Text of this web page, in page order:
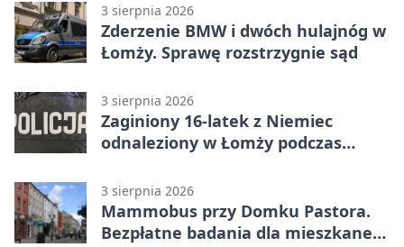
3 sierpnia 2026
Zderzenie BMW i dwóch hulajnóg w
Łomży. Sprawę rozstrzygnie sąd
3 sierpnia 2026
Zaginiony 16-latek z Niemiec
odnaleziony w Łomży podczas
3 sierpnia 2026
Mammobus przy Domku Pastora.
Bezpłatne badania dla mieszkanek